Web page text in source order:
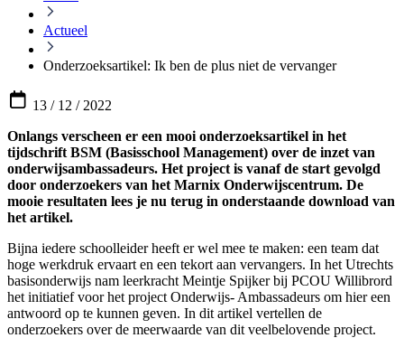
Actueel
Onderzoeksartikel: Ik ben de plus niet de vervanger
13 / 12 / 2022
Onlangs verscheen er een mooi onderzoeksartikel in het
tijdschrift BSM (Basisschool Management) over de inzet van
onderwijsambassadeurs. Het project is vanaf de start gevolgd
door onderzoekers van het Marnix Onderwijscentrum. De
mooie resultaten lees je nu terug in onderstaande download van
het artikel.
Bijna iedere schoolleider heeft er wel mee te maken: een team dat
hoge werkdruk ervaart en een tekort aan vervangers. In het Utrechts
basisonderwijs nam leerkracht Meintje Spijker bij PCOU Willibrord
het initiatief voor het project Onderwijs- Ambassadeurs om hier een
antwoord op te kunnen geven. In dit artikel vertellen de
onderzoekers over de meerwaarde van dit veelbelovende project.